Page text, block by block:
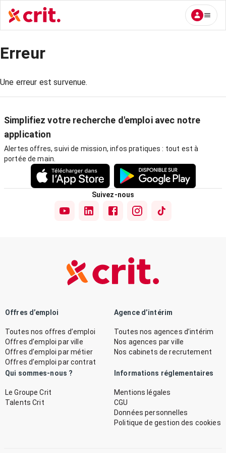
Erreur
Une erreur est survenue.
Simplifiez votre recherche d'emploi avec notre
application
Alertes offres, suivi de mission, infos pratiques : tout est à
portée de main.
Suivez-nous
Offres d’emploi
Toutes nos offres d’emploi
Offres d’emploi par ville
Offres d’emploi par métier
Offres d’emploi par contrat
Agence d’intérim
Toutes nos agences d’intérim
Nos agences par ville
Nos cabinets de recrutement
Qui sommes-nous ?
Le Groupe Crit
Talents Crit
Informations réglementaires
Mentions légales
CGU
Données personnelles
Politique de gestion des cookies